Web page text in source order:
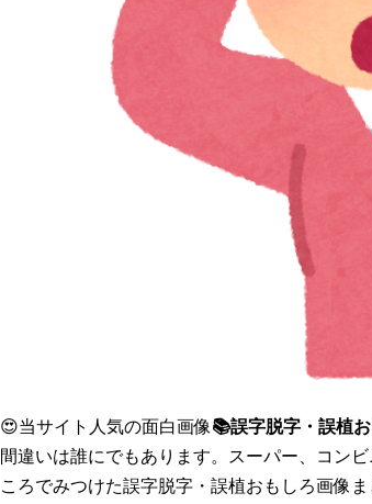
😍当サイト人気の面白画像📚誤字脱字・誤植
間違いは誰にでもあります。スーパー、コン
ころでみつけた誤字脱字・誤植おもしろ画像ま